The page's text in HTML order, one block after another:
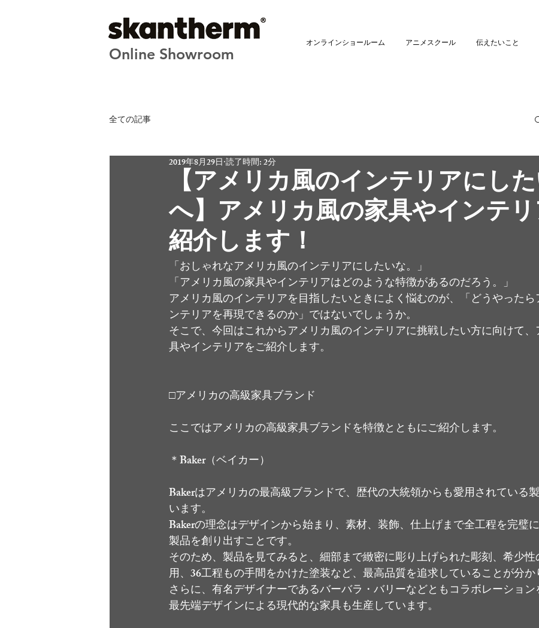
Online Showroom
オンラインショールーム アニメスクール 伝えたいこと
全ての記事
【アメリカ風のインテリアにし
へ】アメリカ風の家具やインテ
紹介します！
2019年8月29日 読了時間: 2分
「おしゃれなアメリカ風のインテリアにしたいな。」
「アメリカ風の家具やインテリアはどのような特徴があるのだろう。」
アメリカ風のインテリアを目指したいときによく悩むのが、「どうやった
ンテリアを再現できるのか」ではないでしょうか。
そこで、今回はこれからアメリカ風のインテリアに挑戦したい方に向けて
具やインテリアをご紹介します。
□アメリカの高級家具ブランド
ここではアメリカの高級家具ブランドを特徴とともにご紹介します。
＊Baker（ベイカー）
Bakerはアメリカの最高級ブランドで、歴代の大統領からも愛用されている
います。
Bakerの理念はデザインから始まり、素材、装飾、仕上げまで全工程を完璧
製品を創り出すことです。
そのため、製品を見てみると、細部まで緻密に彫り上げられた彫刻、希少
用、36工程もの手間をかけた塗装など、最高品質を追求していることが分か
さらに、有名デザイナーであるバーバラ・バリーなどともコラボレーション
最先端デザインによる現代的な家具も生産しています。